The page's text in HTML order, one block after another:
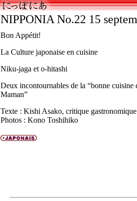
NIPPONIA No.22 15
Bon Appétit!
La Culture japonaise en cuisine
Niku-jaga et o-hitashi
Deux incontournables de la “bonne cuisine
Maman”
Texte : Kishi Asako, critique gastronomique
Photos : Kono Toshihiko